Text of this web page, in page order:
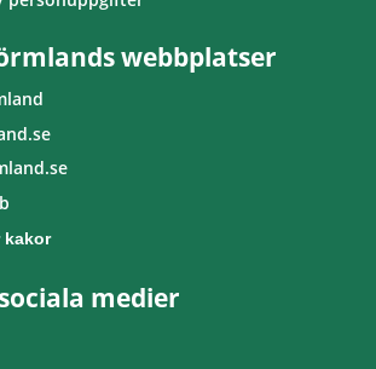
webbplatser
kakor
medier